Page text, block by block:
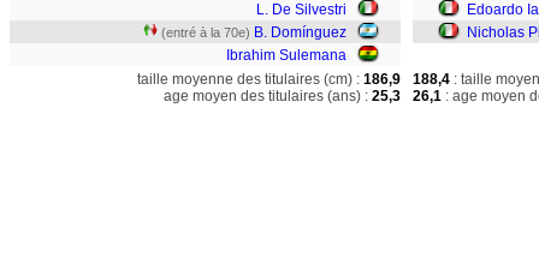
L. De Silvestri
(entré à la 70e) B. Domínguez
Ibrahim Sulemana
Edoardo
Nicholas
taille moyenne des titulaires (cm) : 186,9
age moyen des titulaires (ans) : 25,3
188,4 : taille
26,1 : age moyen